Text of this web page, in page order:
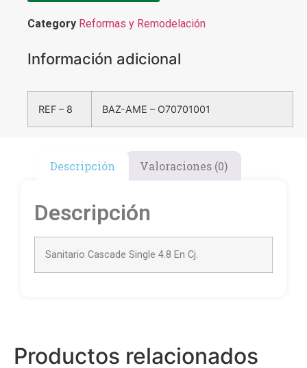
Category Reformas y Remodelación
Información adicional
REF – 8 BAZ-AME – O70701001
Descripción Valoraciones (0)
Descripción
Sanitario Cascade Single 4.8 En Cj.
Productos relacionados